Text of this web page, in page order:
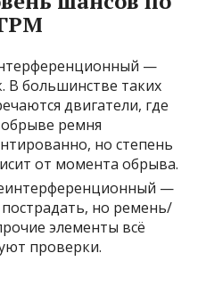
—
В большинстве таких
двигатели, где
ремня
но степень
от момента обрыва.
—
но ремень/
элементы всё
проверки.